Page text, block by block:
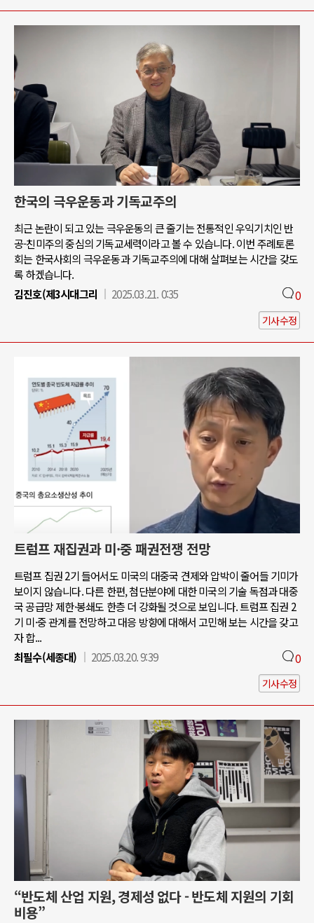
한국의 극우운동과 기독교주의
최근 논란이 되고 있는 극우운동의 큰 줄기는 전통적인 우익기치인 반
공-친미주의 중심의 기독교세력이라고 볼 수 있습니다. 이번 주례토론
회는 한국사회의 극우운동과 기독교주의에 대해 살펴보는 시간을 갖도
록 하겠습니다.
김진호(제3시대그리
2025.03.21. 0:35 0
기사수정
트럼프 재집권과 미·중 패권전쟁 전망
트럼프 집권 2기 들어서도 미국의 대중국 견제와 압박이 줄어들 기미가
보이지 않습니다. 다른 한편, 첨단분야에 대한 미국의 기술 독점과 대중
국 공급망 제한·봉쇄도 한층 더 강화될 것으로 보입니다. 트럼프 집권 2
기 미·중 관계를 전망하고 대응 방향에 대해서 고민해 보는 시간을 갖고
자 합...
최필수(세종대)
2025.03.20. 9:39 0
기사수정
“반도체 산업 지원, 경제성 없다 - 반도체 지원의 기회
비용”